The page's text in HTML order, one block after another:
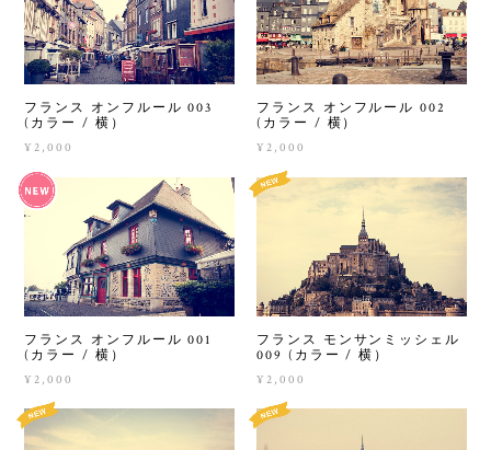
フランス オンフルール 003
(カラー / 横）
¥2,000
フランス オンフルール 002
(カラー / 横）
¥2,000
フランス オンフルール 001
(カラー / 横）
¥2,000
フランス モンサンミッシェル
009 (カラー / 横）
¥2,000